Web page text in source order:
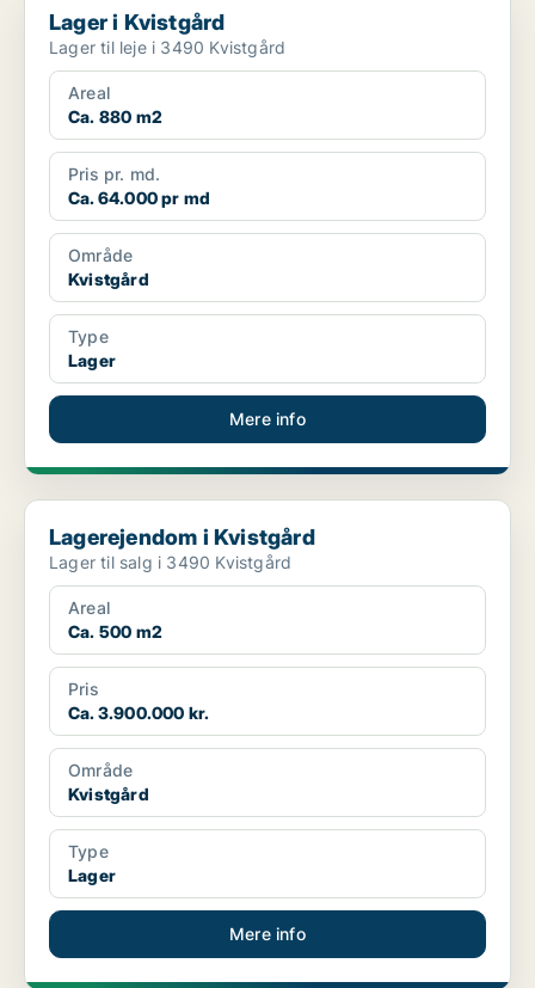
Lager i Kvistgård
Lager til leje i 3490 Kvistgård
Areal
Ca. 880 m2
Pris pr. md.
Ca. 64.000 pr md
Område
Kvistgård
Type
Lager
Mere info
Lagerejendom i Kvistgård
Lagerejendom i Kvistgård
Lager til salg i 3490 Kvistgård
Areal
Ca. 500 m2
Pris
Ca. 3.900.000 kr.
Område
Kvistgård
Type
Lager
Mere info